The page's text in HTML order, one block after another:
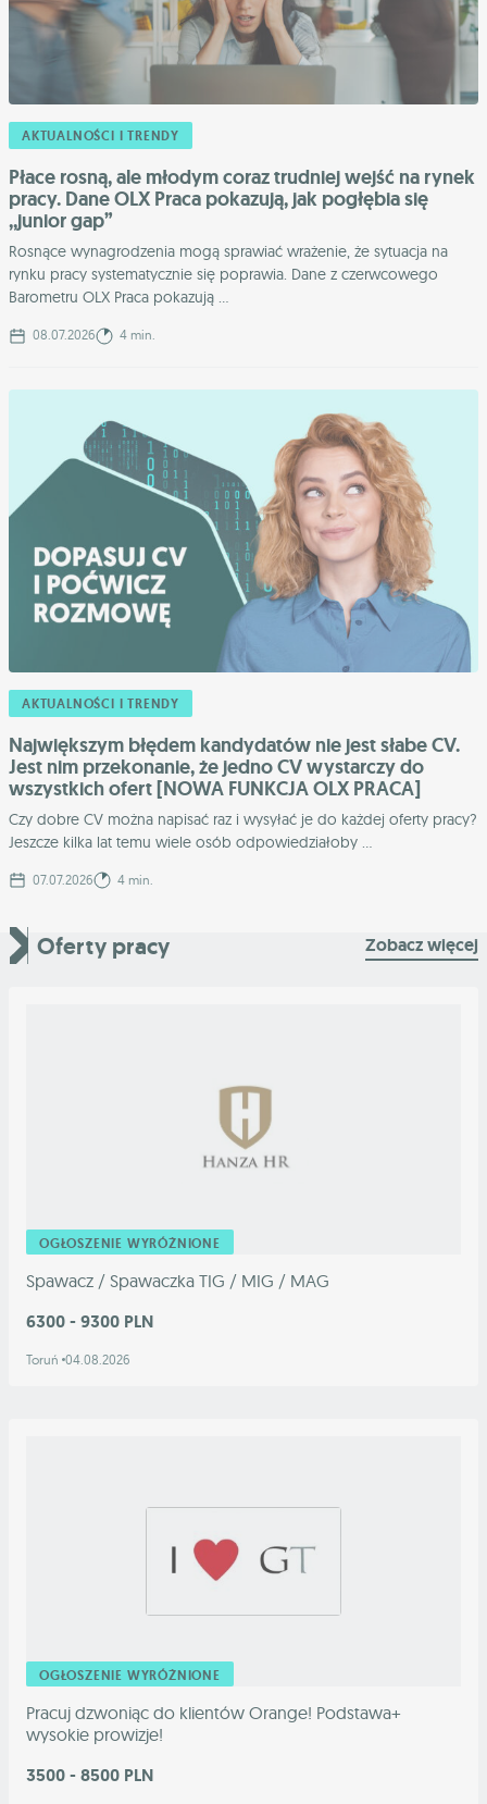
AKTUALNOŚCI I TRENDY
Płace rosną, ale młodym coraz trudniej wejść na rynek
pracy. Dane OLX Praca pokazują, jak pogłębia się
,,junior gap”
Rosnące wynagrodzenia mogą sprawiać wrażenie, że sytuacja na
rynku pracy systematycznie się poprawia. Dane z czerwcowego
Barometru OLX Praca pokazują ...
08.07.2026 4 min.
AKTUALNOŚCI I TRENDY
Największym błędem kandydatów nie jest słabe CV.
Jest nim przekonanie, że jedno CV wystarczy do
wszystkich ofert [NOWA FUNKCJA OLX PRACA]
Czy dobre CV można napisać raz i wysyłać je do każdej oferty pracy?
Jeszcze kilka lat temu wiele osób odpowiedziałoby ...
07.07.2026 4 min.
Oferty pracy Zobacz więcej
OGŁOSZENIE WYRÓŻNIONE
Spawacz / Spawaczka TIG / MIG / MAG
6300 - 9300 PLN
Toruń 04.08.2026
OGŁOSZENIE WYRÓŻNIONE
Pracuj dzwoniąc do klientów Orange! Podstawa+
wysokie prowizje!
3500 - 8500 PLN